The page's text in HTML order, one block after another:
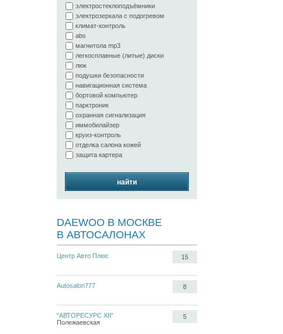
электростеклоподъёмники
электрозеркала с подогревом
климат-контроль
abs
магнитола mp3
легкосплавные (литые) диски
люк
подушки безопасности
навигационная система
бортовой компьютер
парктроник
охранная сигнализация
иммобилайзер
круиз-контроль
отделка салона кожей
защита картера
найти
DAEWOO В МОСКВЕ
В АВТОСАЛОНАХ
Центр Авто Плюс 15
Autosalon777 8
"АВТОРЕСУРС XII"
Полежаевская
5